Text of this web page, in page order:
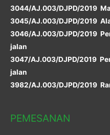
3044/AJ.003/DJPD/2019
3045/AJ.003/DJPD/2019
3046/AJ.003/DJPD/2019
jalan
3047/AJ.003/DJPD/2019
jalan
3982/AJ.003/DJPD/2019
PEMESANAN